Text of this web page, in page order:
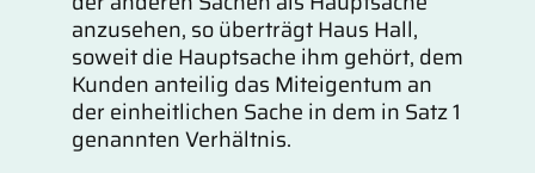
anzusehen, so überträgt Haus Hall,
soweit die Hauptsache ihm gehört, dem
Kunden anteilig das Miteigentum an
der einheitlichen Sache in dem in Satz 1
genannten Verhältnis.